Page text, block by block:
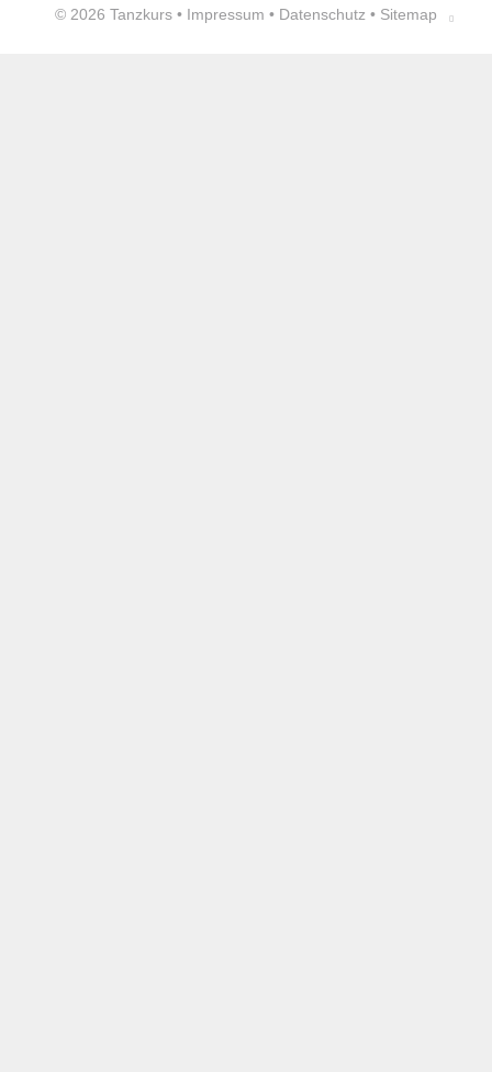
© 2026 Tanzkurs • Impressum • Datenschutz • Sitemap